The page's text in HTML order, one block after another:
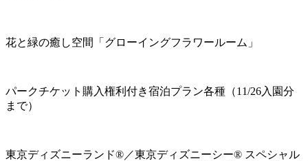
花と緑の癒し空間「グローイングフラワールーム」
パークチケット購入権利付き宿泊プラン各種（11/26入園分
まで）
東京ディズニーランド®／東京ディズニーシー® スペシャル